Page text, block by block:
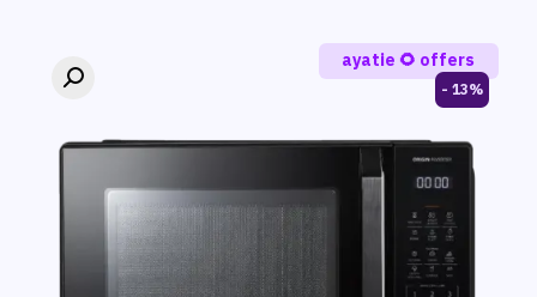
ayatie 🌻 offers
13% -